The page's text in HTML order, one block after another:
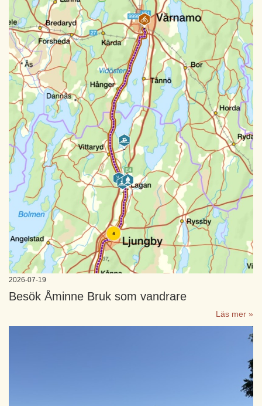
2026-07-19
Besök Åminne Bruk som vandrare
Läs mer »